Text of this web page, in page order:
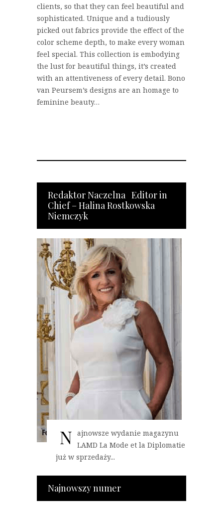
clients, so that they can feel beautiful and
sophisticated. Unique and a tudiously
picked out fabrics provide the effect of the
color scheme depth, to make every woman
feel special. This collection is embodying
the lust for beautiful things, it’s created
with an attentiveness of every detail. Bono
van Peursem’s designs are an homage to
feminine beauty…
Redaktor Naczelna Editor in
Chief – Halina Rostkowska
Niemczyk
N ajnowsze wydanie magazynu
LAMD La Mode et la Diplomatie
już w sprzedaży...
Najnowszy numer